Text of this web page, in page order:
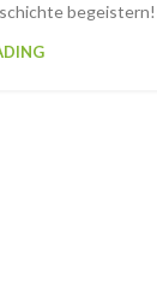
begeistern!